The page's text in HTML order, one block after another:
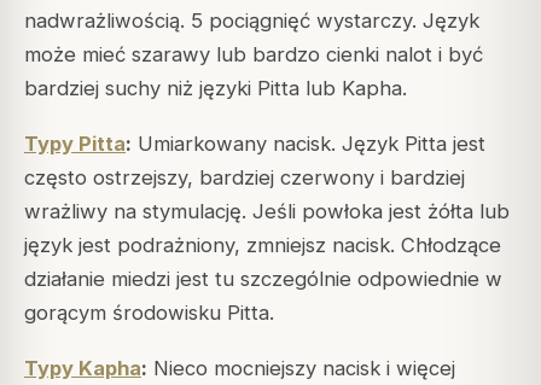
nadwrażliwością. 5 pociągnięć wystarczy. Język
może mieć szarawy lub bardzo cienki nalot i być
bardziej suchy niż języki Pitta lub Kapha.
Typy Pitta: Umiarkowany nacisk. Język Pitta jest
często ostrzejszy, bardziej czerwony i bardziej
wrażliwy na stymulację. Jeśli powłoka jest żółta lub
język jest podrażniony, zmniejsz nacisk. Chłodzące
działanie miedzi jest tu szczególnie odpowiednie w
gorącym środowisku Pitta.
Typy Kapha: Nieco mocniejszy nacisk i więcej